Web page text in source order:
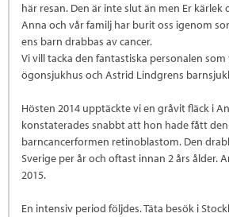
här resan. Den är inte slut än men Er
Anna och vår familj har burit oss igenom
ens barn drabbas av cancer.
Vi vill tacka den fantastiska personalen som
ögonsjukhus och Astrid Lindgrens
Hösten 2014 upptäckte vi en gråvit fläck i
konstaterades snabbt att hon hade fått
barncancerformen retinoblastom. Den
Sverige per år och oftast innan 2 års ålder.
2015.
En intensiv period följdes. Täta besök i